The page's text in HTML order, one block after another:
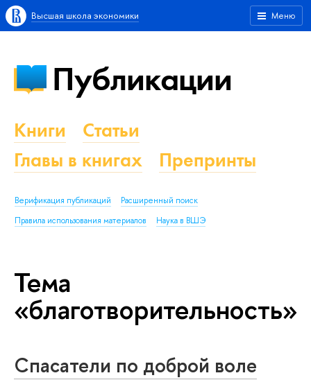
Меню
Высшая школа экономики
Публикации
Книги
Статьи
Главы в книгах
Препринты
Верификация публикаций
Расширенный поиск
Правила использования материалов
Наука в ВШЭ
Тема
«благотворительность»
Спасатели по доброй воле